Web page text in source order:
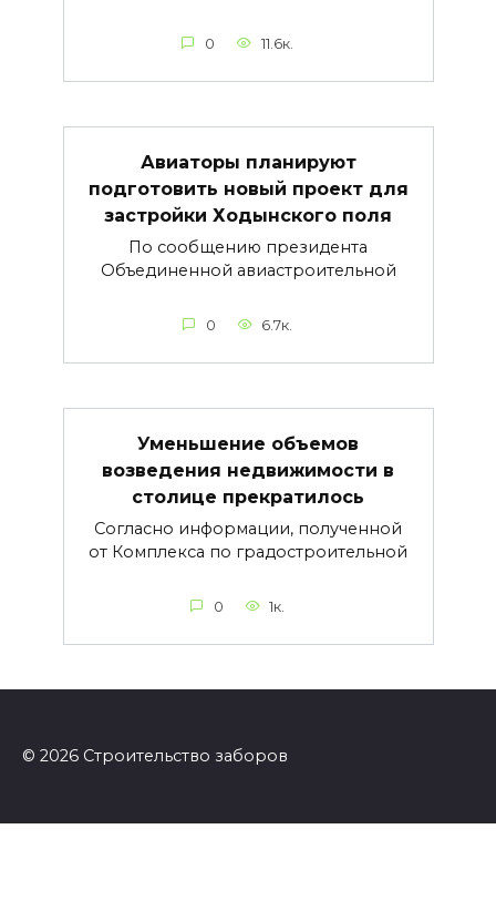
0 11.6к.
Авиаторы планируют
подготовить новый проект для
застройки Ходынского поля
По сообщению президента
Объединенной авиастроительной
0 6.7к.
Уменьшение объемов
возведения недвижимости в
столице прекратилось
Согласно информации, полученной
от Комплекса по градостроительной
0 1к.
© 2026 Строительство заборов